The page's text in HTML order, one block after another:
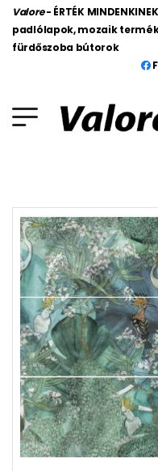
Valore - ÉRTÉK
padlólapok, mozaik
fürdőszoba bútorok